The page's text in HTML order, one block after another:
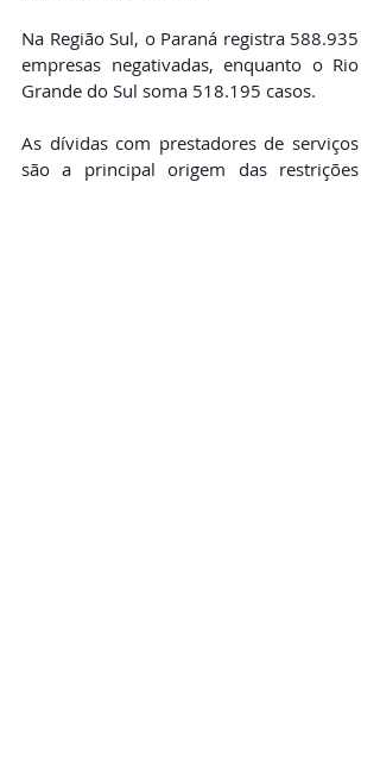
Na Região Sul, o Paraná registra 588.935
empresas negativadas, enquanto o Rio
Grande do Sul soma 518.195 casos.
As dívidas com prestadores de serviços
são a principal origem das restrições